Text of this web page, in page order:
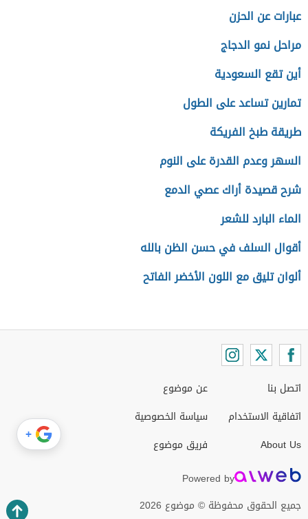
عبارات عن الحزن
مراحل نمو الدجاج
أين تقع السعودية
تمارين تساعد على الطول
طريقة طبخ الفريكة
السهر وعدم القدرة على النوم
شرح قصيدة أراك عصي الدمع
الماء البارد للشعر
أقوال السلف في حسن الظن بالله
ألوان تليق مع اللون الأخضر الفاتح
اتصل بنا
اتفاقية الاستخدام
About Us
عن موضوع
سياسة الخصوصية
فريق موضوع
Powered by
جميع الحقوق محفوظة © موضوع 2026
+